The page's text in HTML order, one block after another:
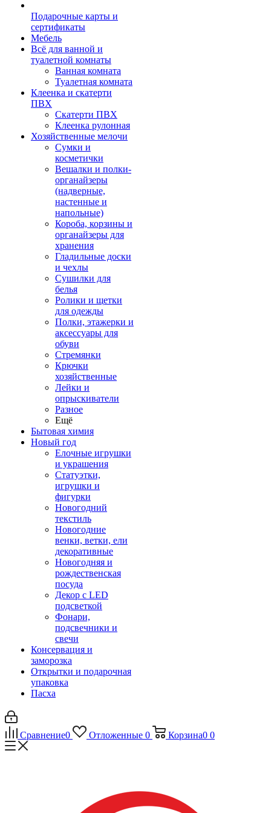
Подарочные карты и
сертификаты
Мебель
Всё для ванной и
туалетной комнаты
Ванная комната
Туалетная комната
Клеенка и скатерти
ПВХ
Скатерти ПВХ
Клеенка рулонная
Хозяйственные мелочи
Сумки и
косметички
Вешалки и полки-
органайзеры
(надверные,
настенные и
напольные)
Короба, корзины и
органайзеры для
хранения
Гладильные доски
и чехлы
Сушилки для
белья
Ролики и щетки
для одежды
Полки, этажерки и
аксессуары для
обуви
Стремянки
Крючки
хозяйственные
Лейки и
опрыскиватели
Разное
Ещё
Бытовая химия
Новый год
Елочные игрушки
и украшения
Статуэтки,
игрушки и
фигурки
Новогодний
текстиль
Новогодние
венки, ветки, ели
декоративные
Новогодняя и
рождественская
посуда
Декор с LED
подсветкой
Фонари,
подсвечники и
свечи
Консервация и
заморозка
Открытки и подарочная
упаковка
Пасха
Сравнение0 Отложенные 0 Корзина0 0